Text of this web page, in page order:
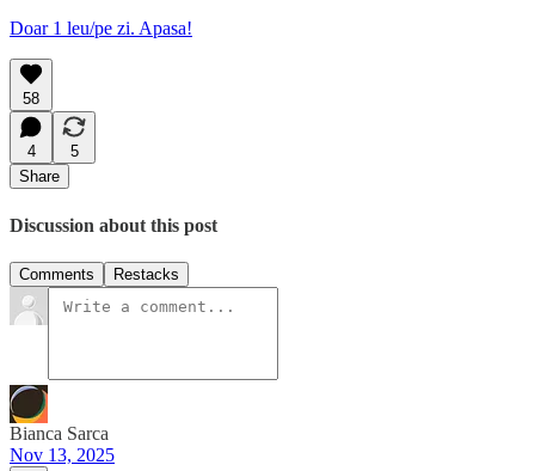
Doar 1 leu/pe zi. Apasa!
58
4
5
Share
Discussion about this post
Comments Restacks
Bianca Sarca
Nov 13, 2025